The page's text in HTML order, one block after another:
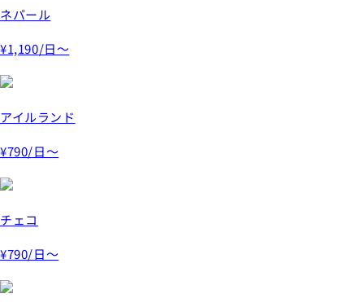
ネパール
¥1,190/日～
アイルランド
¥790/日～
チェコ
¥790/日～